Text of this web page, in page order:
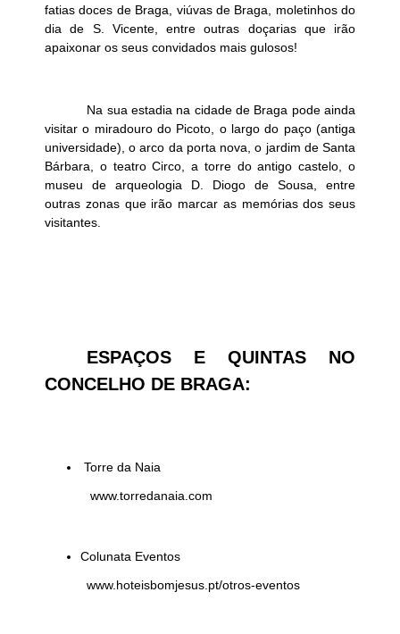
fatias doces de Braga, viúvas de Braga, moletinhos do
dia de S. Vicente, entre outras doçarias que irão
apaixonar os seus convidados mais gulosos!
Na sua estadia na cidade de Braga pode ainda
visitar o miradouro do Picoto, o largo do paço (antiga
universidade), o arco da porta nova, o jardim de Santa
Bárbara, o teatro Circo, a torre do antigo castelo, o
museu de arqueologia D. Diogo de Sousa, entre
outras zonas que irão marcar as memórias dos seus
visitantes.
ESPAÇOS E QUINTAS NO
CONCELHO DE BRAGA:
Torre da Naia
www.torredanaia.com
Colunata Eventos
www.hoteisbomjesus.pt/otros-eventos